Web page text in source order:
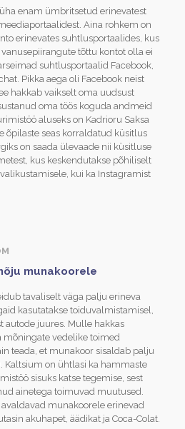
enam ümbritsetud erinevatest
Aina rohkem on
erinevates suhtlusportaalides, kus
tõttu kontot olla ei
suhtlusportaalid Facebook,
Pikka aega oli Facebook neist
hakkab vaikselt oma uudsust
oma töös koguda andmeid
aluseks on Kadrioru Saksa
õpilaste seas korraldatud küsitlus
on saada ülevaade nii küsitluse
kus keskendutakse põhiliselt
kui ka Instagramist
munakoorele
tavaliselt väga palju erineva
kasutatakse toiduvalmistamisel,
autode juures. Mulle hakkas
vedelike toimed
teada, et munakoor sisaldab palju
Kaltsium on ühtlasi ka hammaste
sisuks katse tegemise, sest
ainetega toimuvad muutused.
munakoorele erinevad
akuhapet, äädikat ja Coca-Colat.